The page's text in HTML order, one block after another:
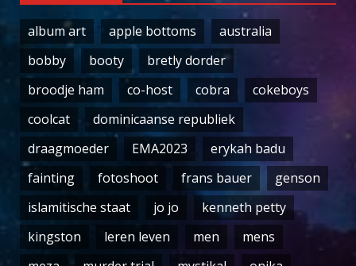
album art apple bottoms
australia
bobby
booty
bretly dorder
broodje ham
co-host cobra
cokeboys
coolcat
dominicaanse republiek
draagmoeder
EMA2023
erykah badu
fainting
fotoshoot frans bauer
genson
islamitische staat
jo jo
kenneth petty
kingston
leren leven men
mens